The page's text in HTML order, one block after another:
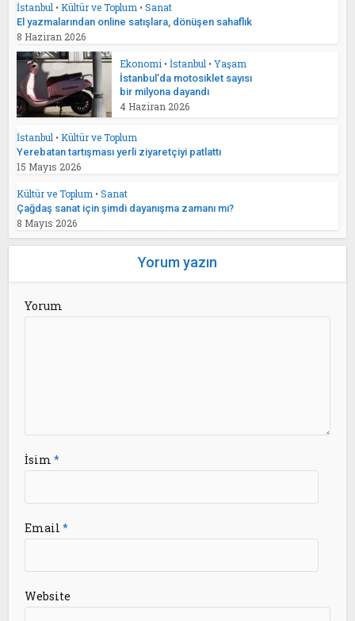
İstanbul • Kültür ve Toplum • Sanat
El yazmalarından online satışlara, dönüşen sahaflık
8 Haziran 2026
Ekonomi • İstanbul • Yaşam
İstanbul’da motosiklet sayısı
bir milyona dayandı
4 Haziran 2026
İstanbul • Kültür ve Toplum
Yerebatan tartışması yerli ziyaretçiyi patlattı
15 Mayıs 2026
Kültür ve Toplum • Sanat
Çağdaş sanat için şimdi dayanışma zamanı mı?
8 Mayıs 2026
Yorum yazın
Yorum
İsim*
Email*
Website